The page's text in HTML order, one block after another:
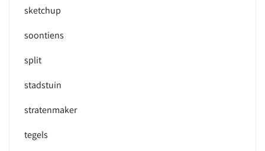
sketchup
soontiens
split
stadstuin
stratenmaker
tegels